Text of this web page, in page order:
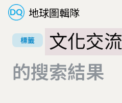
地球圖輯隊
標籤
文化交流
的搜索結果